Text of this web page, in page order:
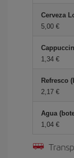
Cerveza
5,00 €
1,34 €
Refresco
2,17 €
Agua
1,04 €